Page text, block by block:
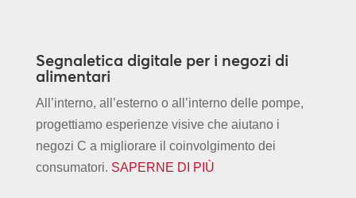
Segnaletica digitale per i negozi di
alimentari
All’interno, all’esterno o all’interno delle pompe,
progettiamo esperienze visive che aiutano i
negozi C a migliorare il coinvolgimento dei
consumatori. SAPERNE DI PIÙ